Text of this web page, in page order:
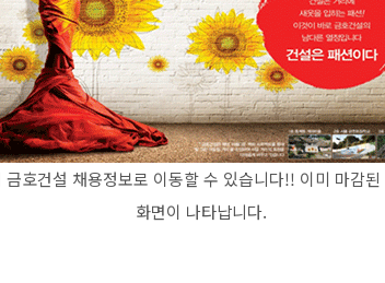
호건설 채용정보로 이동할 수 있습니다!! 이미 마감
화면이 나타납니다.